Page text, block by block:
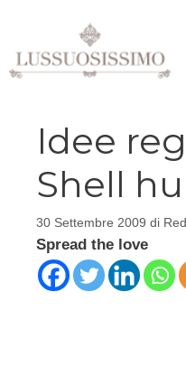
contenuto
Idee
Shell
30 Settembre 2009 di
Spread the love